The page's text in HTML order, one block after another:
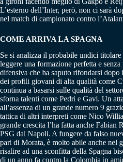
L’esterno dell’Inter, però, non ci sarà
nel match di campionato contro
COME ARRIVA LA SPAGNA
Se si analizza il probabile undici titolare
leggere una formazione perfetta e
difensiva che ha saputo rifondarsi
dei profili giovani di alta qualità come
continua a basarsi sulle qualità del
sforna talenti come Pedri e Gavi. Un
all’assenza di un grande numero 9
tattica di altri interpreti come Nico
grande crescita l’ha fatta anche Fabian
PSG dal Napoli. A fungere da falso
pari di Morata, è molto abile anche nel
risalire ad una sconfitta della Spagna
di un anno fa contro la Colombia in